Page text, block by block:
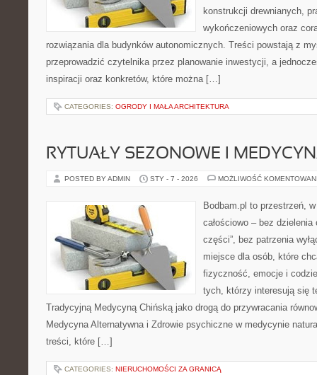
konstrukcji drewnianych,
wykończeniowych oraz
rozwiązania dla budynków autonomicznych. Treści powstają z
przeprowadzić czytelnika przez planowanie inwestycji, a
inspiracji oraz konkretów, które można […]
CATEGORIES: OGRODY I MAŁA ARCHITEKTURA
RYTUAŁY SEZONOWE I
POSTED BY ADMIN STY - 7 - 2026 MOŻLIWOŚĆ
Bodbam.pl to przestrzeń,
całościowo – bez dzielenia
części”, bez patrzenia
miejsce dla osób, które
fizyczność, emocje i
tych, którzy interesują się
Tradycyjną Medycyną Chińską jako drogą do przywracania
Medycyna Alternatywna i Zdrowie psychiczne w medycynie
treści, które […]
CATEGORIES: NIERUCHOMOŚCI ZA GRANICĄ